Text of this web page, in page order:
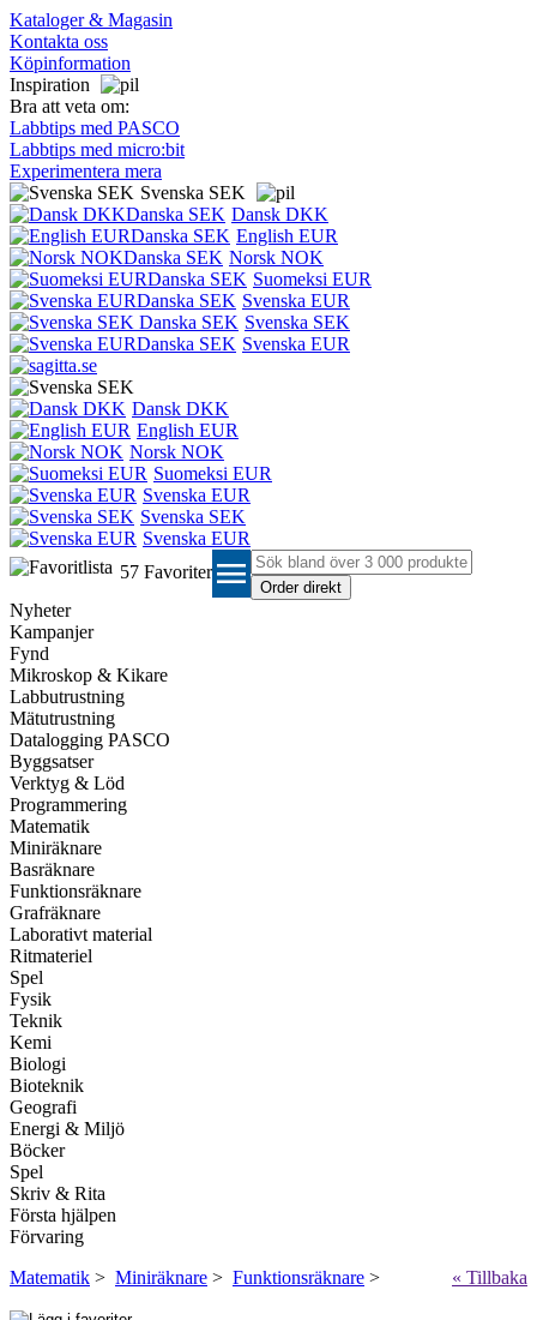
Kataloger & Magasin
Kontakta oss
Köpinformation
Inspiration
Bra att veta om:
Labbtips med PASCO
Labbtips med micro:bit
Experimentera mera
Svenska SEK
Dansk DKK
English EUR
Norsk NOK
Suomeksi EUR
Svenska EUR
Svenska SEK
Svenska EUR
Dansk DKK
English EUR
Norsk NOK
Suomeksi EUR
Svenska EUR
Svenska SEK
Svenska EUR
57 Favoriter menu
Nyheter
Kampanjer
Fynd
Mikroskop & Kikare
Labbutrustning
Mätutrustning
Datalogging PASCO
Byggsatser
Verktyg & Löd
Programmering
Matematik
Miniräknare
Basräknare
Funktionsräknare
Grafräknare
Laborativt material
Ritmateriel
Spel
Fysik
Teknik
Kemi
Biologi
Bioteknik
Geografi
Energi & Miljö
Böcker
Spel
Skriv & Rita
Första hjälpen
Förvaring
Matematik > Miniräknare > Funktionsräknare > « Tillbaka